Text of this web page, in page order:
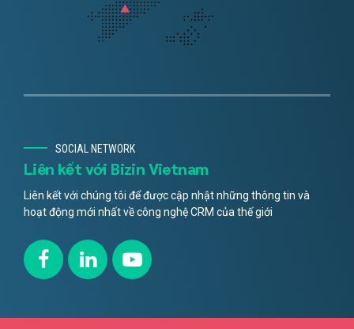
SOCIAL NETWORK
Liên kết với Bizin Vietnam
Liên kết với chúng tôi để được cập nhật những thông tin và
hoạt động mới nhất về công nghệ CRM của thế giới